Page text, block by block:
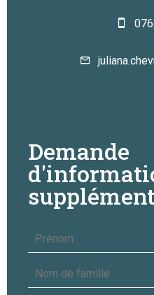
Demande